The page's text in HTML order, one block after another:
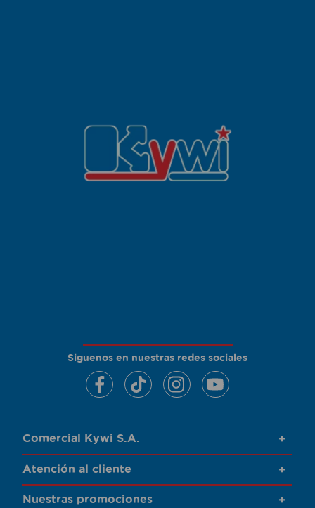
Siguenos en nuestras redes sociales
Comercial Kywi S.A. +
Atención al cliente +
Nuestras promociones +